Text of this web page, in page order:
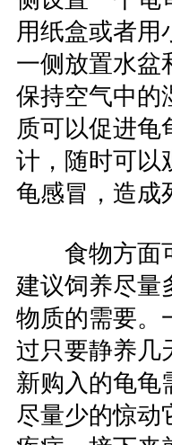
用纸盒或者用
一侧放置水盆
保持空气中的
质可以促进龟
计，随时可以
龟感冒，造成
食物方面可
建议饲养尽量
物质的需要。
过只要静养几
新购入的龟龟
尽量少的惊动